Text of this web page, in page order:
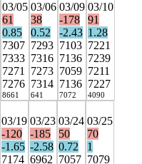
03/05
61
0.85
7307
7333
7271
7276
8661
03/06
38
0.52
7293
7316
7273
7314
641
03/09
-178
-2.43
7103
7136
7059
7136
7072
03/10
91
1.28
7221
7239
7211
7227
4090
03/19
-120
-1.65
7174
03/23
-185
-2.58
6962
03/24
50
0.72
7057
03/25
70
1
7079